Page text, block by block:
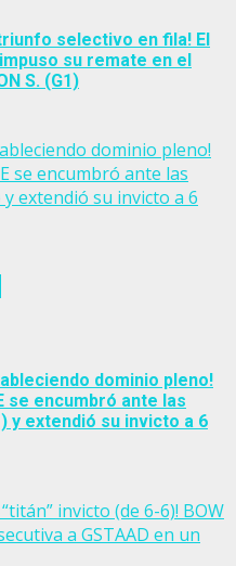
triunfo selectivo en fila! El
impuso su remate en el
S. (G1)
dominio pleno!
se encumbró ante las
y extendió su invicto a 6
dominio pleno!
se encumbró ante las
y extendió su invicto a 6
invicto (de 6-6)! BOW
a GSTAAD en un